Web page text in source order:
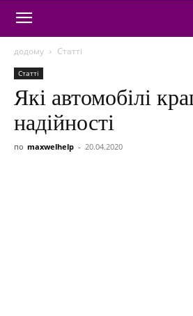
новини
додому Статті
Статті
Які автомобілі
надійності
по maxwelhelp - 20.04.2020